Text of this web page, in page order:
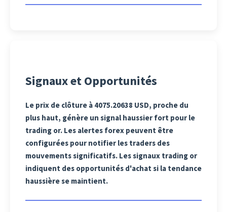
Signaux et Opportunités
Le prix de clôture à 4075.20638 USD, proche du
plus haut, génère un signal haussier fort pour le
trading or. Les alertes forex peuvent être
configurées pour notifier les traders des
mouvements significatifs. Les signaux trading or
indiquent des opportunités d'achat si la tendance
haussière se maintient.